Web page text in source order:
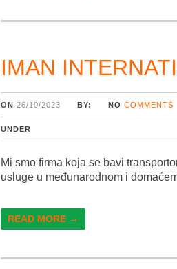
IMAN
ON 26/10/2023 BY: NO COMMENTS
UNDER
Mi smo firma koja se bavi
usluge u međunarodnom i
READ MORE →